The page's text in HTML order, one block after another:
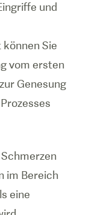
und
Sie
vom ersten
Genesung
im Bereich
eine